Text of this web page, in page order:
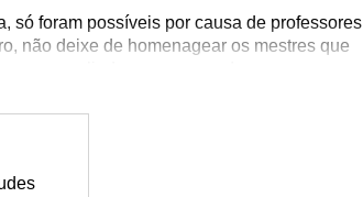
só foram possíveis por causa de professores
não deixe de homenagear os mestres que
com lindas mensagens!